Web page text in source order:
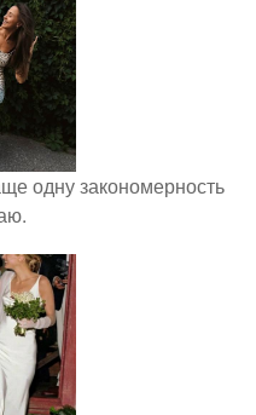
одну закономерность